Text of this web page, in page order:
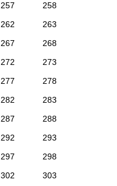
257
258
262
263
267
268
272
273
277
278
282
283
287
288
292
293
297
298
302
303